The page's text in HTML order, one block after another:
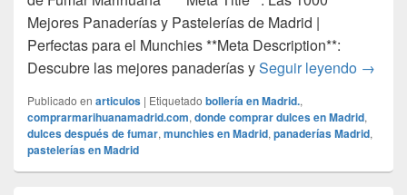
Mejores Panaderías y Pastelerías de Madrid |
Perfectas para el Munchies **Meta Description**:
Descubre las mejores panaderías ySeguir leyendo ##
→
Publicado en articulos | Etiquetado bollería en Madrid.,
comprarmarihuanamadrid.com, donde comprar dulces en Madrid,
dulces después de fumar, munchies en Madrid, panaderías Madrid,
pastelerías en Madrid